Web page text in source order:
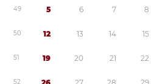
49 5 6 7 8
50 12 13 14 15
51 19 20 21 22
52